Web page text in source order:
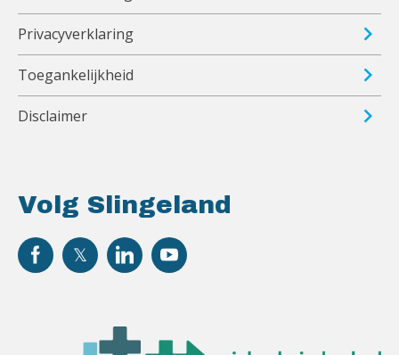
Volg Slingeland
Privacyverklaring
Toegankelijkheid
Disclaimer